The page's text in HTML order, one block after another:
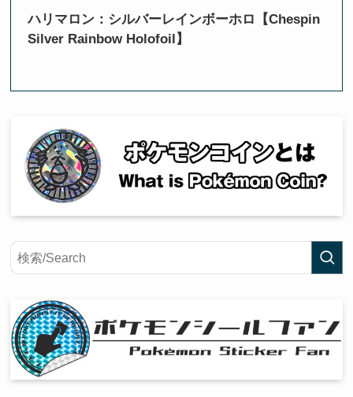
ハリマロン：シルバーレインボーホロ【Chespin
Silver Rainbow Holofoil】